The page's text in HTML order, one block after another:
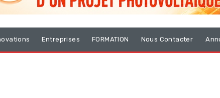
Entreprises FORMATION Nous Contacter